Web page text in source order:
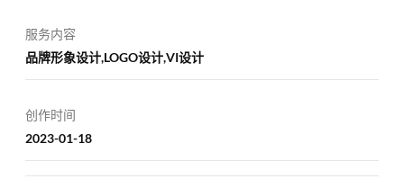
服务内容
品牌形象设计,LOGO设计,VI设计
创作时间
2023-01-18